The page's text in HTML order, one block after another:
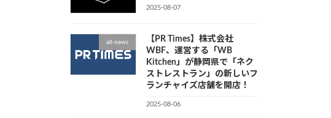
2025-08-07
all-news
【PR Times】株式会社
WBF、運営する「WB
Kitchen」が静岡県で「ネク
ストレストラン」の新しいフ
ランチャイズ店舗を開店！
2025-08-06